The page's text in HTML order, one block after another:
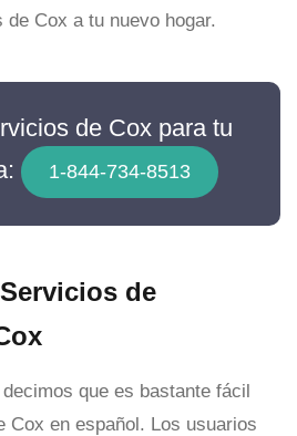
Cox a tu nuevo hogar.
de Cox para tu
1-844-734-8513
de
que es bastante fácil
Cox en español. Los usuarios